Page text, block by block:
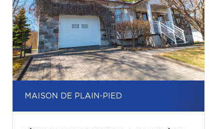
MAISON DE PLAIN-PIED